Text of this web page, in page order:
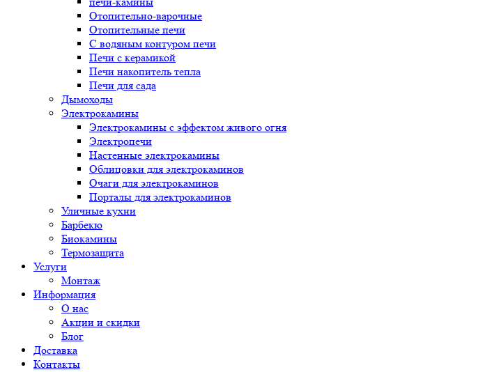
Отопительно-варочные
Отопительные печи
С водяным контуром печи
Печи с керамикой
Печи накопитель тепла
Печи для сада
Дымоходы
Электрокамины
Электрокамины с эффектом живого огня
Электропечи
Настенные электрокамины
Облицовки для электрокаминов
Очаги для электрокаминов
Порталы для электрокаминов
Уличные кухни
Барбекю
Биокамины
Термозащита
Услуги
Монтаж
Информация
О нас
Акции и скидки
Блог
Доставка
Контакты